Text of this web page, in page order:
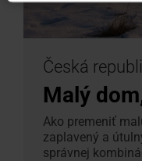
Česká
Malý
Ako premeniť
zaplavený a
správnej